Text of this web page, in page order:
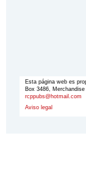
Esta página web es
Box 3486,
rcppubs@hotmail.com
Aviso legal